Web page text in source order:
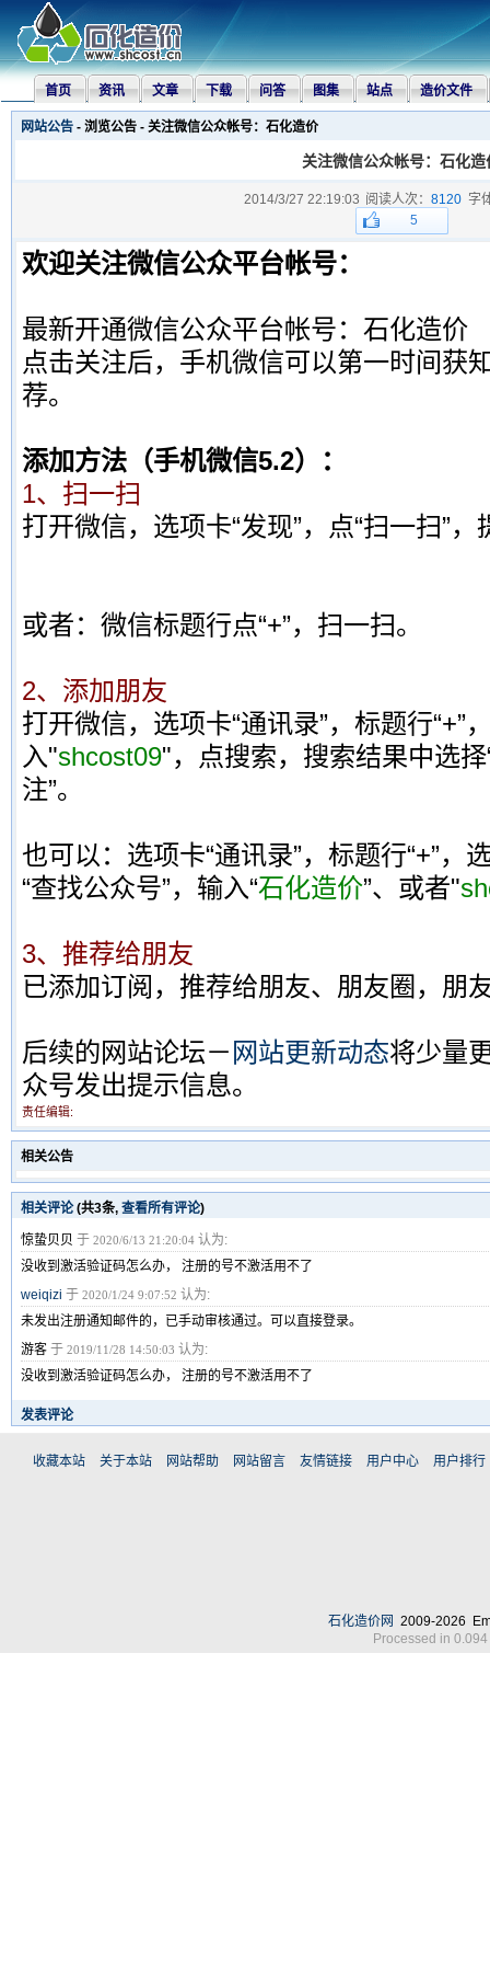
首页 资讯 文章 下载 问答 图集 站点 造价文件
网站公告 - 浏览公告 - 关注微信公众帐号：石化造价
关注微信公众帐号：石化造
2014/3/27 22:19:03 阅读人次： 8120 字
5
欢迎关注微信公众平台帐号：
最新开通微信公众平台帐号：石化造价
点击关注后，手机微信可以第一时间获
荐。
添加方法（手机微信5.2）：
1、扫一扫
打开微信，选项卡“发现”，点“扫一扫”，
或者：微信标题行点“+”，扫一扫。
2、添加朋友
打开微信，选项卡“通讯录”，标题行“+”
入"shcost09"，点搜索，搜索结果中选择
注”。
也可以：选项卡“通讯录”，标题行“+”，
“查找公众号”，输入“石化造价”、或者"
3、推荐给朋友
已添加订阅，推荐给朋友、朋友圈，朋
后续的网站论坛－ 网站更新动态将少量
众号发出提示信息。
责任编辑:
相关公告
相关评论(共3条, 查看所有评论)
惊蛰贝贝 于 2020/6/13 21:20:04 认为:
没收到激活验证码怎么办， 注册的号不激活用不了
weiqizi 于 2020/1/24 9:07:52 认为:
未发出注册通知邮件的，已手动审核通过。可以直接登录。
游客 于 2019/11/28 14:50:03 认为:
没收到激活验证码怎么办， 注册的号不激活用不了
发表评论
收藏本站 关于本站 网站帮助 网站留言 友情链接 用户中心 用户排行
石化造价网 2009-2026
Processed in